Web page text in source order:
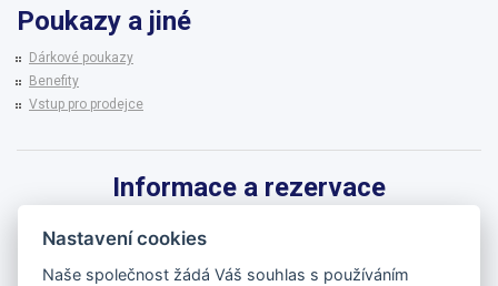
Poukazy a jiné
Dárkové poukazy
Benefity
Vstup pro prodejce
Informace a rezervace
542 215 256
Nastavení cookies
Naše společnost žádá Váš souhlas s používáním